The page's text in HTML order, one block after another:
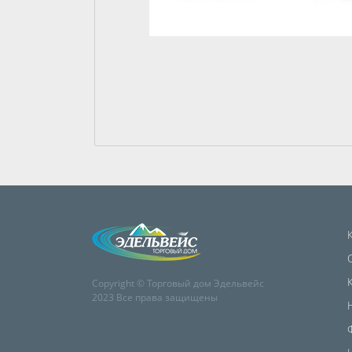
Copyright © Торговый дом Эдельвейс
2023 Все права защищены